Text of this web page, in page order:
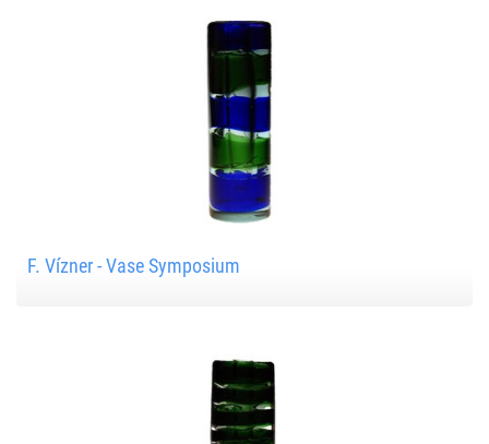
F. Vízner - Vase Symposium